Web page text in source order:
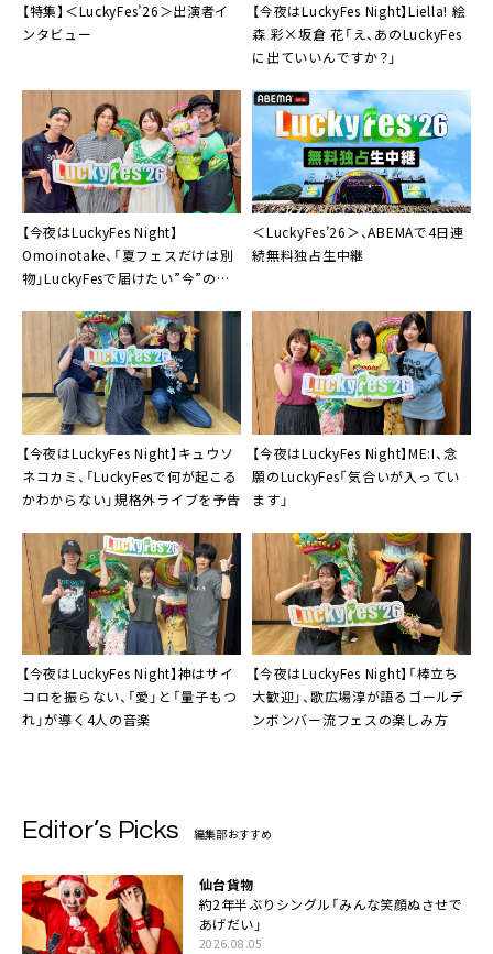
【特集】＜LuckyFes’26＞出演者イ
ンタビュー
【今夜はLuckyFes Night】Liella! 絵
森 彩×坂倉 花「え、あのLuckyFes
に出ていいんですか？」
【今夜はLuckyFes Night】
Omoinotake、「夏フェスだけは別
物」LuckyFesで届けたい”今”のラ
＜LuckyFes’26＞、ABEMAで4日連
続無料独占生中継
【今夜はLuckyFes Night】キュウソ
ネコカミ、「LuckyFesで何が起こる
かわからない」規格外ライブを予告
【今夜はLuckyFes Night】ME:I、念
願のLuckyFes「気合いが入ってい
ます」
【今夜はLuckyFes Night】神はサイ
コロを振らない、「愛」と「量子もつ
れ」が導く4人の音楽
【今夜はLuckyFes Night】「棒立ち
大歓迎」、歌広場淳が語るゴールデ
ンボンバー流フェスの楽しみ方
Editor’s Picks 編集部おすすめ
仙台貨物
約2年半ぶりシングル「みんな笑顔ぬさせで
あげだい」
2026.08.05